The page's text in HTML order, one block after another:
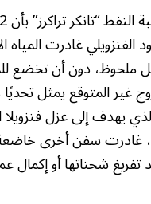
الفنزويلي غادرت المياه
ملحوظ، دون أن تخضع
غير المتوقع يمثل
يهدف إلى عزل فنزويلا
غادرت سفن أخرى
تفريغ شحناتها أو إكمال